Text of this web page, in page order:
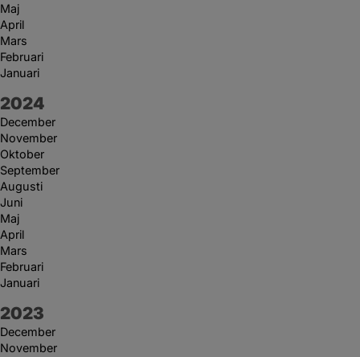
Maj
April
Mars
Februari
Januari
År:
2024
December
November
Oktober
September
Augusti
Juni
Maj
April
Mars
Februari
Januari
År:
2023
December
November